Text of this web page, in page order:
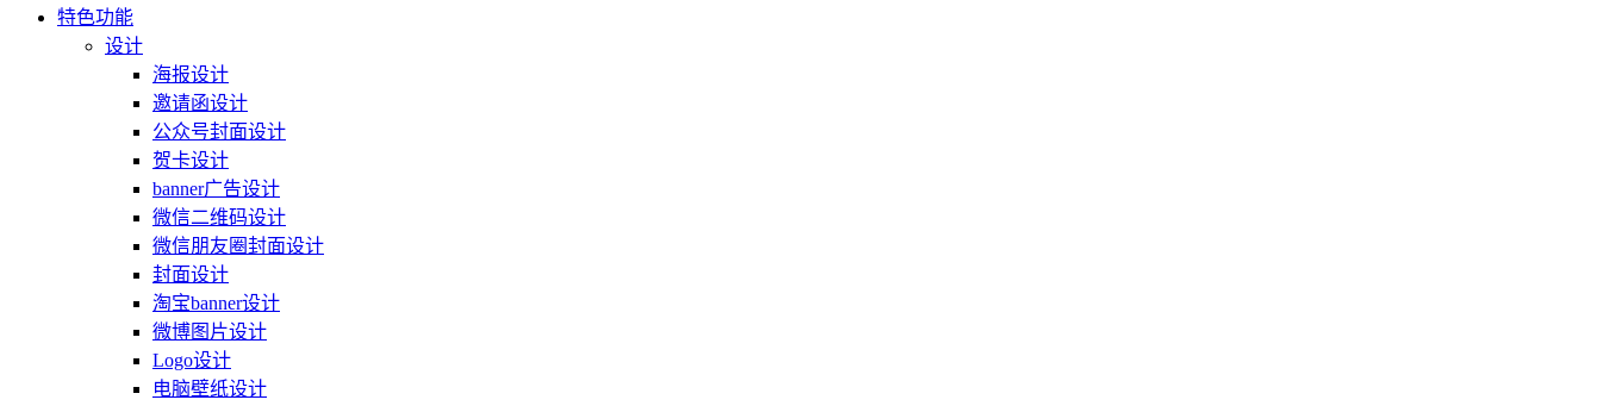
特色功能
设计
海报设计
邀请函设计
公众号封面设计
贺卡设计
banner广告设计
微信二维码设计
微信朋友圈封面设计
封面设计
淘宝banner设计
微博图片设计
Logo设计
电脑壁纸设计